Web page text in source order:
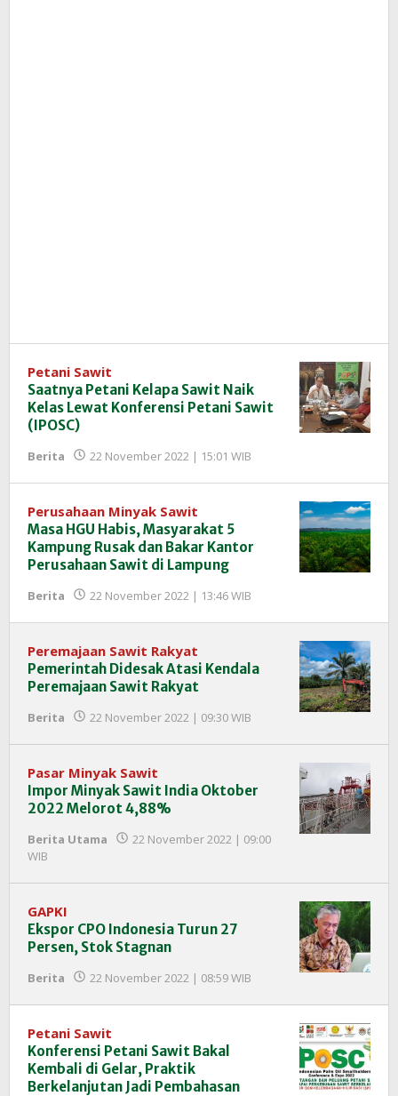
Petani Sawit
Saatnya Petani Kelapa Sawit Naik
Kelas Lewat Konferensi Petani Sawit
(IPOSC)
Berita 22 November 2022 | 15:01 WIB
InfoSAWIT
Perusahaan Minyak Sawit
Masa HGU Habis, Masyarakat 5
Kampung Rusak dan Bakar Kantor
Perusahaan Sawit di Lampung
Berita 22 November 2022 | 13:46 WIB
InfoSAWIT
Peremajaan Sawit Rakyat
Pemerintah Didesak Atasi Kendala
Peremajaan Sawit Rakyat
Berita 22 November 2022 | 09:30 WIB
InfoSAWIT
Pasar Minyak Sawit
Impor Minyak Sawit India Oktober
2022 Melorot 4,88%
Berita Utama
22 November 2022 | 09:00
WIB
InfoSAWIT
GAPKI
Ekspor CPO Indonesia Turun 27
Persen, Stok Stagnan
Berita 22 November 2022 | 08:59 WIB
InfoSAWIT
Petani Sawit
Konferensi Petani Sawit Bakal
Kembali di Gelar, Praktik
Berkelanjutan Jadi Pembahasan